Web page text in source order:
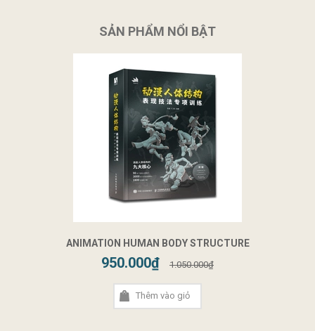
SẢN PHẨM NỔI BẬT
ANIMATION HUMAN BODY STRUCTURE
950.000₫ 1.050.000₫
Thêm vào giỏ